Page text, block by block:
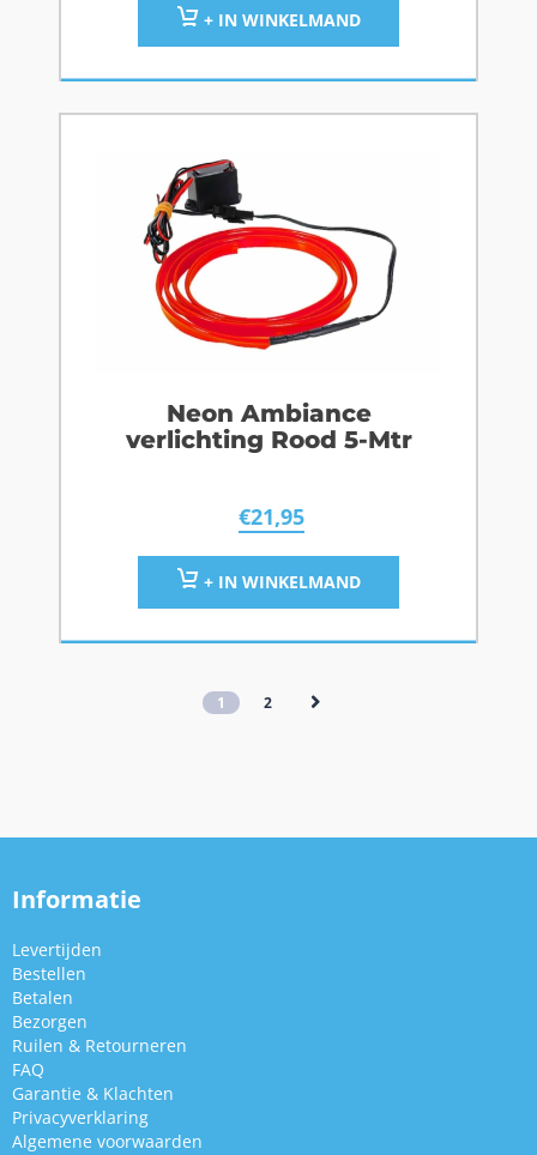
+ IN WINKELMAND
Neon Ambiance
verlichting Rood 5-Mtr
€21,95
+ IN WINKELMAND
1 2
Informatie
Levertijden
Bestellen
Betalen
Bezorgen
Ruilen & Retourneren
FAQ
Garantie & Klachten
Privacyverklaring
Algemene voorwaarden